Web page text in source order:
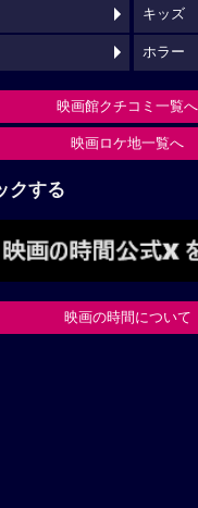
キッズ
ホラー
映画館クチコミ一覧へ
映画ロケ地一覧へ
クする
映画の時間について